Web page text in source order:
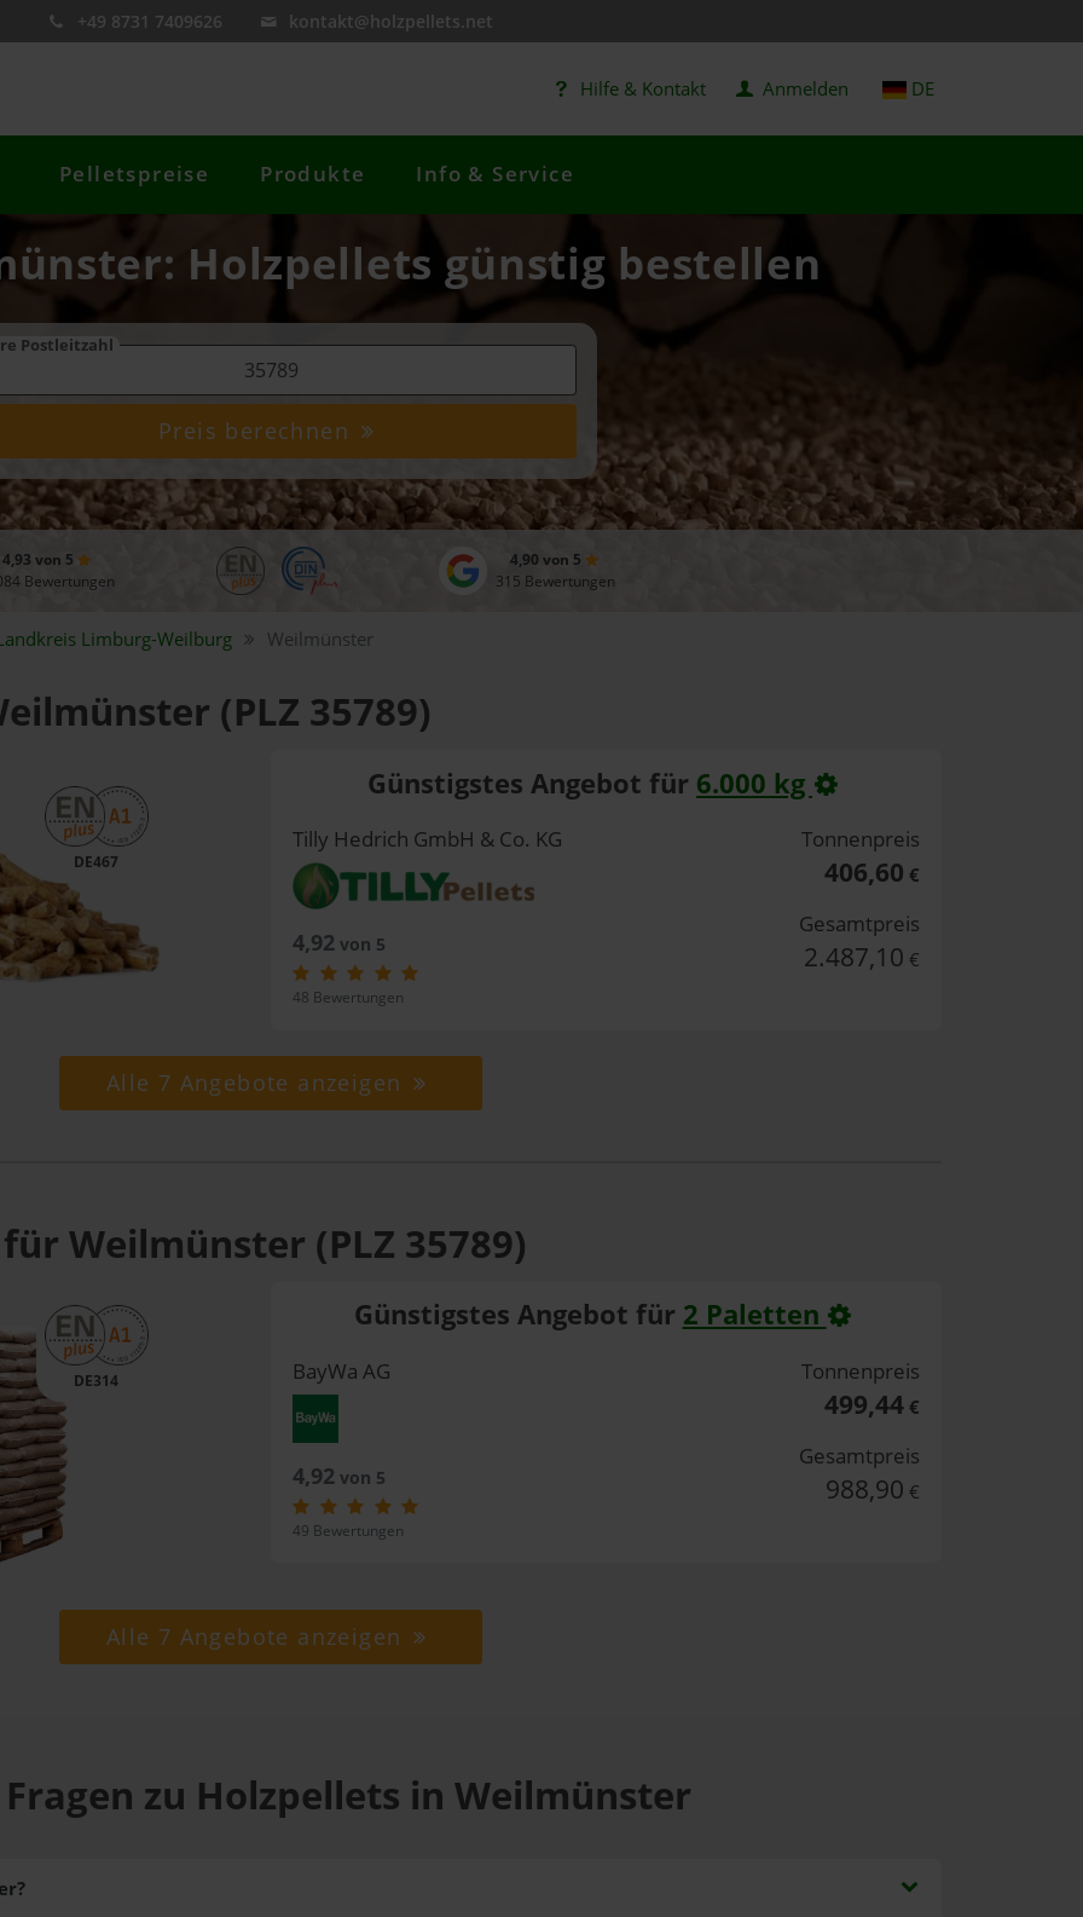
+49 8731 7409626 kontakt@holzpellets.net
Hilfe & Kontakt Anmelden DE
Pelletspreise Produkte Info & Service
Holzpellets günstig bestellen
Postleitzahl
Preis berechnen
4,93 von 5
Bewertungen
4,90 von 5
315 Bewertungen
Limburg-Weilburg Weilmünster
(PLZ 35789)
DE467
Günstigstes Angebot für 6.000 kg
Tilly Hedrich GmbH & Co. KG
4,92von 5
48 Bewertungen
Tonnenpreis
406,60 €
Gesamtpreis
2.487,10 €
Alle 7 Angebote anzeigen
Weilmünster (PLZ 35789)
DE314
Günstigstes Angebot für 2 Paletten
BayWa AG
4,92von 5
49 Bewertungen
Tonnenpreis
499,44€
Gesamtpreis
988,90 €
Alle 7 Angebote anzeigen
zu Holzpellets in Weilmünster